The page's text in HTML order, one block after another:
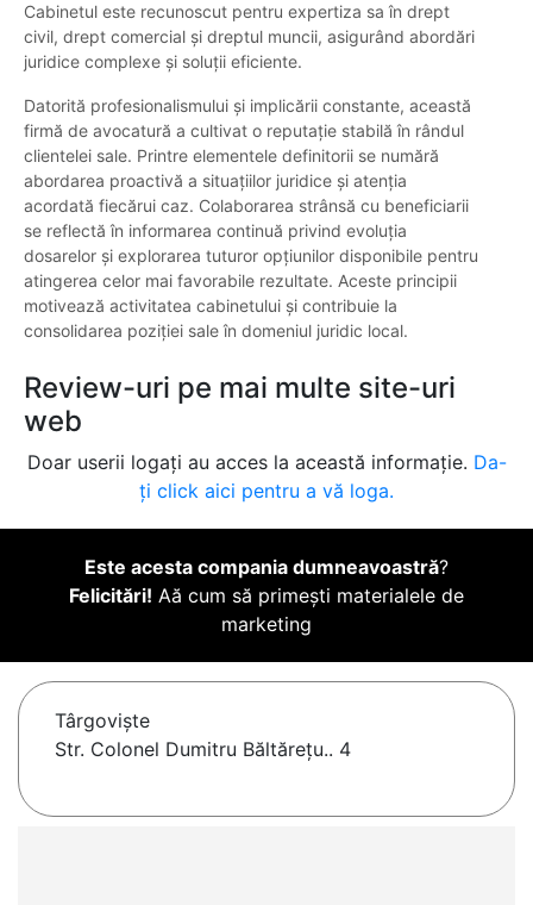
Cabinetul este recunoscut pentru expertiza sa în drept
civil, drept comercial și dreptul muncii, asigurând abordări
juridice complexe și soluții eficiente.
Datorită profesionalismului și implicării constante, această
firmă de avocatură a cultivat o reputație stabilă în rândul
clientelei sale. Printre elementele definitorii se numără
abordarea proactivă a situațiilor juridice și atenția
acordată fiecărui caz. Colaborarea strânsă cu beneficiarii
se reflectă în informarea continuă privind evoluția
dosarelor și explorarea tuturor opțiunilor disponibile pentru
atingerea celor mai favorabile rezultate. Aceste principii
motivează activitatea cabinetului și contribuie la
consolidarea poziției sale în domeniul juridic local.
Review-uri pe mai multe site-uri
web
Doar userii logați au acces la această informație. Da-
ți click aici pentru a vă loga.
Este acesta compania dumneavoastră?
Felicitări! Aă cum să primești materialele de
marketing
Târgovişte
Str. Colonel Dumitru Băltărețu.. 4